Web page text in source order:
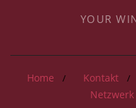
YOUR
Home Kontakt
Netzwerk